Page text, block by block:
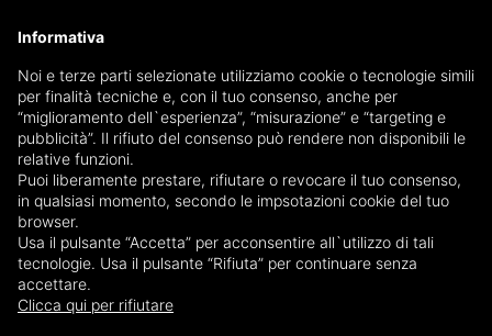
Receive a copy of the newspaper by mail
Choose newspaper
1 result for
Informativa
Noi e terze parti selezionate utilizziamo cookie o tecnologie simili
per finalità tecniche e, con il tuo consenso, anche per
“miglioramento dell`esperienza”, “misurazione” e “targeting e
pubblicità”. Il rifiuto del consenso può rendere non disponibili le
relative funzioni.
Puoi liberamente prestare, rifiutare o revocare il tuo consenso,
in qualsiasi momento, secondo le impsotazioni cookie del tuo
browser.
Usa il pulsante “Accetta” per acconsentire all`utilizzo di tali
tecnologie. Usa il pulsante “Rifiuta” per continuare senza
accettare.
Clicca qui per rifiutare